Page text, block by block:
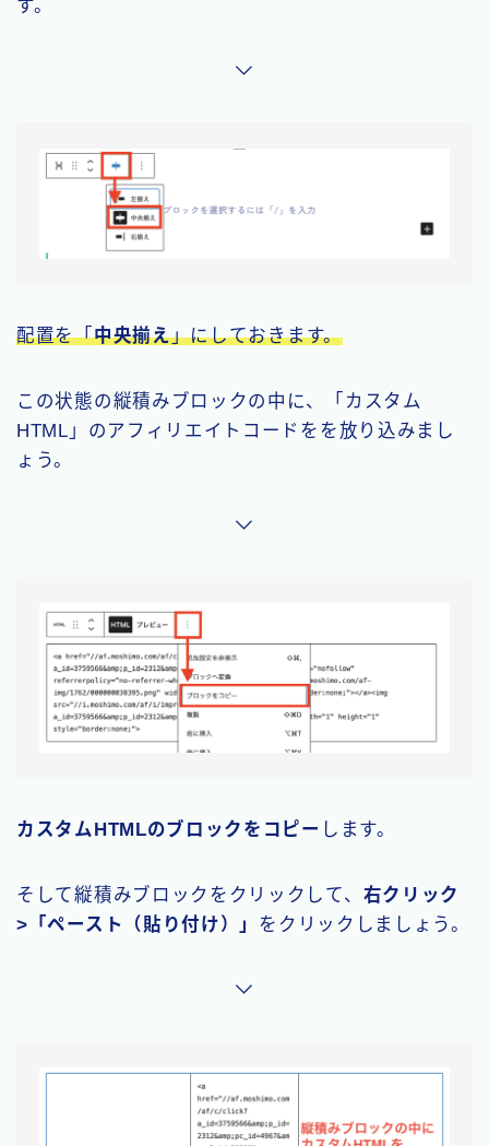
す。
配置を「中央揃え」にしておきます。
この状態の縦積みブロックの中に、「カスタム
HTML」のアフィリエイトコードをを放り込みまし
ょう。
カスタムHTMLのブロックをコピー します。
そして縦積みブロックをクリックして、 右クリック
>「ペースト（貼り付け）」 をクリックしましょう。